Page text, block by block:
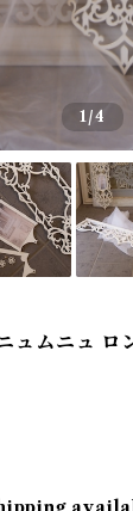
1/4
ュムニュ ロ